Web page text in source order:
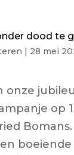
dood te
| 28 mei
onze
op
Bomans.
boeiende